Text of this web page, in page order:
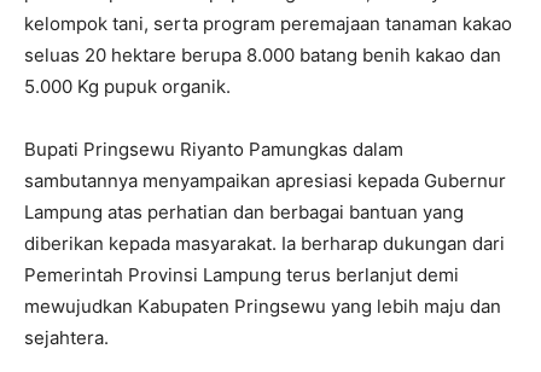
kelompok tani, serta program peremajaan tanaman kakao
seluas 20 hektare berupa 8.000 batang benih kakao dan
5.000 Kg pupuk organik.
Bupati Pringsewu Riyanto Pamungkas dalam
sambutannya menyampaikan apresiasi kepada Gubernur
Lampung atas perhatian dan berbagai bantuan yang
diberikan kepada masyarakat. Ia berharap dukungan dari
Pemerintah Provinsi Lampung terus berlanjut demi
mewujudkan Kabupaten Pringsewu yang lebih maju dan
sejahtera.